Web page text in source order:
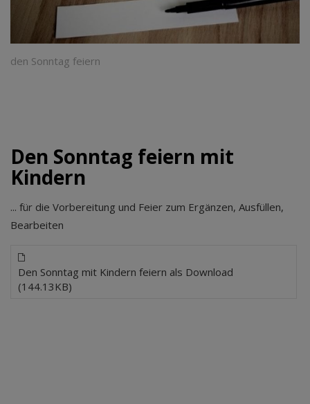
den Sonntag feiern
Den Sonntag feiern mit
Kindern
... für die Vorbereitung und Feier zum Ergänzen, Ausfüllen,
Bearbeiten
Den Sonntag mit Kindern feiern als Download
(144.13KB)